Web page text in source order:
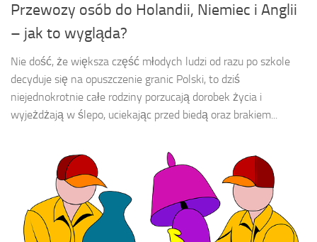
Przewozy osób do Holandii, Niemiec i Anglii
– jak to wygląda?
Nie dość, że większa część młodych ludzi od razu po szkole
decyduje się na opuszczenie granic Polski, to dziś
niejednokrotnie całe rodziny porzucają dorobek życia i
wyjeżdżają w ślepo, uciekając przed biedą oraz brakiem...